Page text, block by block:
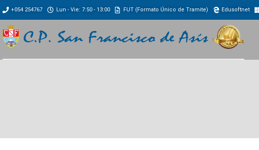
+054 254767 Lun - Vie: 7:50 - 13:00 FUT (Formato Único de Tramite) Edusoftnet